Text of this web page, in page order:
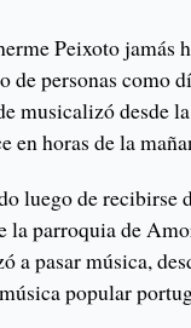
Peixoto jamás
de personas como
musicalizó desde
en horas de la
luego de recibirse
la parroquia de
a pasar música,
popular